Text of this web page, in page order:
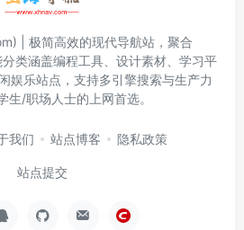
| 极简高效的现代导航站，聚合
类涵盖编程工具、设计素材、学习平
娱乐站点，支持多引擎搜索与生产力
生/职场人士的上网首选。
我们 站点博客 隐私政策
站点提交